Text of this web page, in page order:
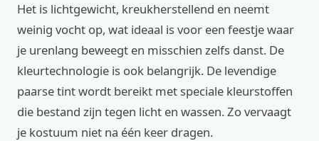
Het is lichtgewicht, kreukherstellend en neemt
weinig vocht op, wat ideaal is voor een feestje waar
je urenlang beweegt en misschien zelfs danst. De
kleurtechnologie is ook belangrijk. De levendige
paarse tint wordt bereikt met speciale kleurstoffen
die bestand zijn tegen licht en wassen. Zo vervaagt
je kostuum niet na één keer dragen.